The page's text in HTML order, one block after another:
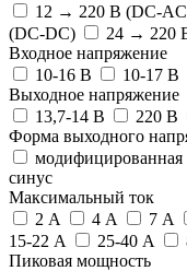
12 → 220 В (DC-
(DC-DC)
24 → 220
Входное напряжение
10-16 В
10-17 В
Выходное напряжение
13,7-14 В
220 В
Форма выходного
модифицированная
синус
Максимальный ток
2 А
4 А 7 А
15-22 А
25-40 А
Пиковая мощность